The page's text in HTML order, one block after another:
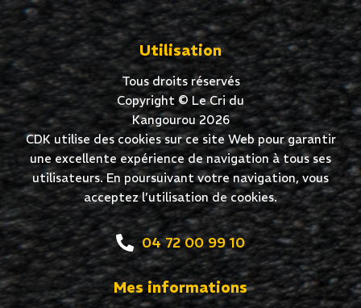
Utilisation
Tous droits réservés
Copyright © Le Cri du
Kangourou 2026
CDK utilise des cookies sur ce site Web pour garantir
une excellente expérience de navigation à tous ses
utilisateurs. En poursuivant votre navigation, vous
acceptez l’utilisation de cookies.
04 72 00 99 10
Mes informations